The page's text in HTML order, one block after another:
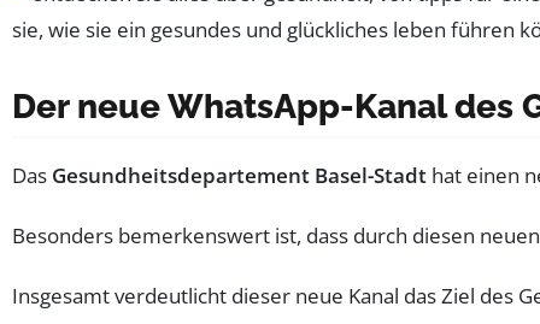
Der neue WhatsApp-Kanal des
Das Gesundheitsdepartement Basel-Stadt hat einen
Besonders bemerkenswert ist, dass durch diesen
Insgesamt verdeutlicht dieser neue Kanal das Ziel des